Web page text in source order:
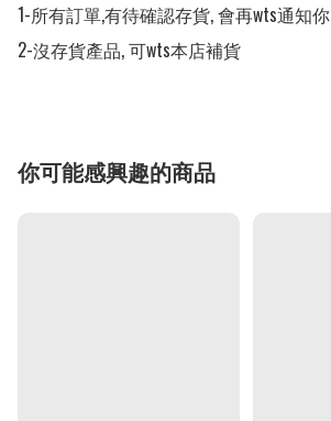
1-所有訂單,有待確認存貨, 會再wts通知你
2-沒存貨產品, 可wts本店補貨
你可能感興趣的商品